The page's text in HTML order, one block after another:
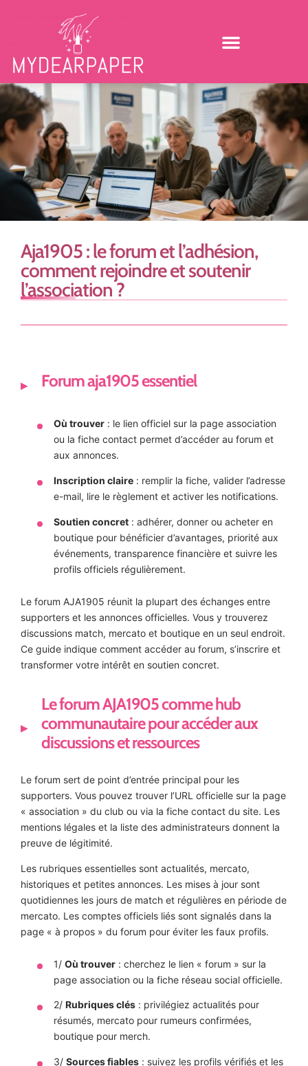
Aja1905 : le forum et l’adhésion,
comment rejoindre et soutenir
l’association ?
Forum aja1905 essentiel
Où trouver : le lien officiel sur la page association
ou la fiche contact permet d’accéder au forum et
aux annonces.
Inscription claire : remplir la fiche, valider l’adresse
e-mail, lire le règlement et activer les notifications.
Soutien concret : adhérer, donner ou acheter en
boutique pour bénéficier d’avantages, priorité aux
événements, transparence financière et suivre les
profils officiels régulièrement.
Le forum AJA1905 réunit la plupart des échanges entre
supporters et les annonces officielles. Vous y trouverez
discussions match, mercato et boutique en un seul endroit.
Ce guide indique comment accéder au forum, s’inscrire et
transformer votre intérêt en soutien concret.
Le forum AJA1905 comme hub
communautaire pour accéder aux
discussions et ressources
Le forum sert de point d’entrée principal pour les
supporters. Vous pouvez trouver l’URL officielle sur la page
« association » du club ou via la fiche contact du site. Les
mentions légales et la liste des administrateurs donnent la
preuve de légitimité.
Les rubriques essentielles sont actualités, mercato,
historiques et petites annonces. Les mises à jour sont
quotidiennes les jours de match et régulières en période de
mercato. Les comptes officiels liés sont signalés dans la
page « à propos » du forum pour éviter les faux profils.
1/ Où trouver : cherchez le lien « forum » sur la
page association ou la fiche réseau social officielle.
2/ Rubriques clés : privilégiez actualités pour
résumés, mercato pour rumeurs confirmées,
boutique pour merch.
3/ Sources fiables : suivez les profils vérifiés et les